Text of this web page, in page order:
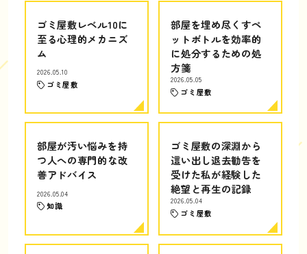
ゴミ屋敷レベル10に
至る心理的メカニズ
ム
2026.05.10
ゴミ屋敷
部屋を埋め尽くすペ
ットボトルを効率的
に処分するための処
方箋
2026.05.05
ゴミ屋敷
部屋が汚い悩みを持
つ人への専門的な改
善アドバイス
2026.05.04
知識
ゴミ屋敷の深淵から
這い出し退去勧告を
受けた私が経験した
絶望と再生の記録
2026.05.04
ゴミ屋敷